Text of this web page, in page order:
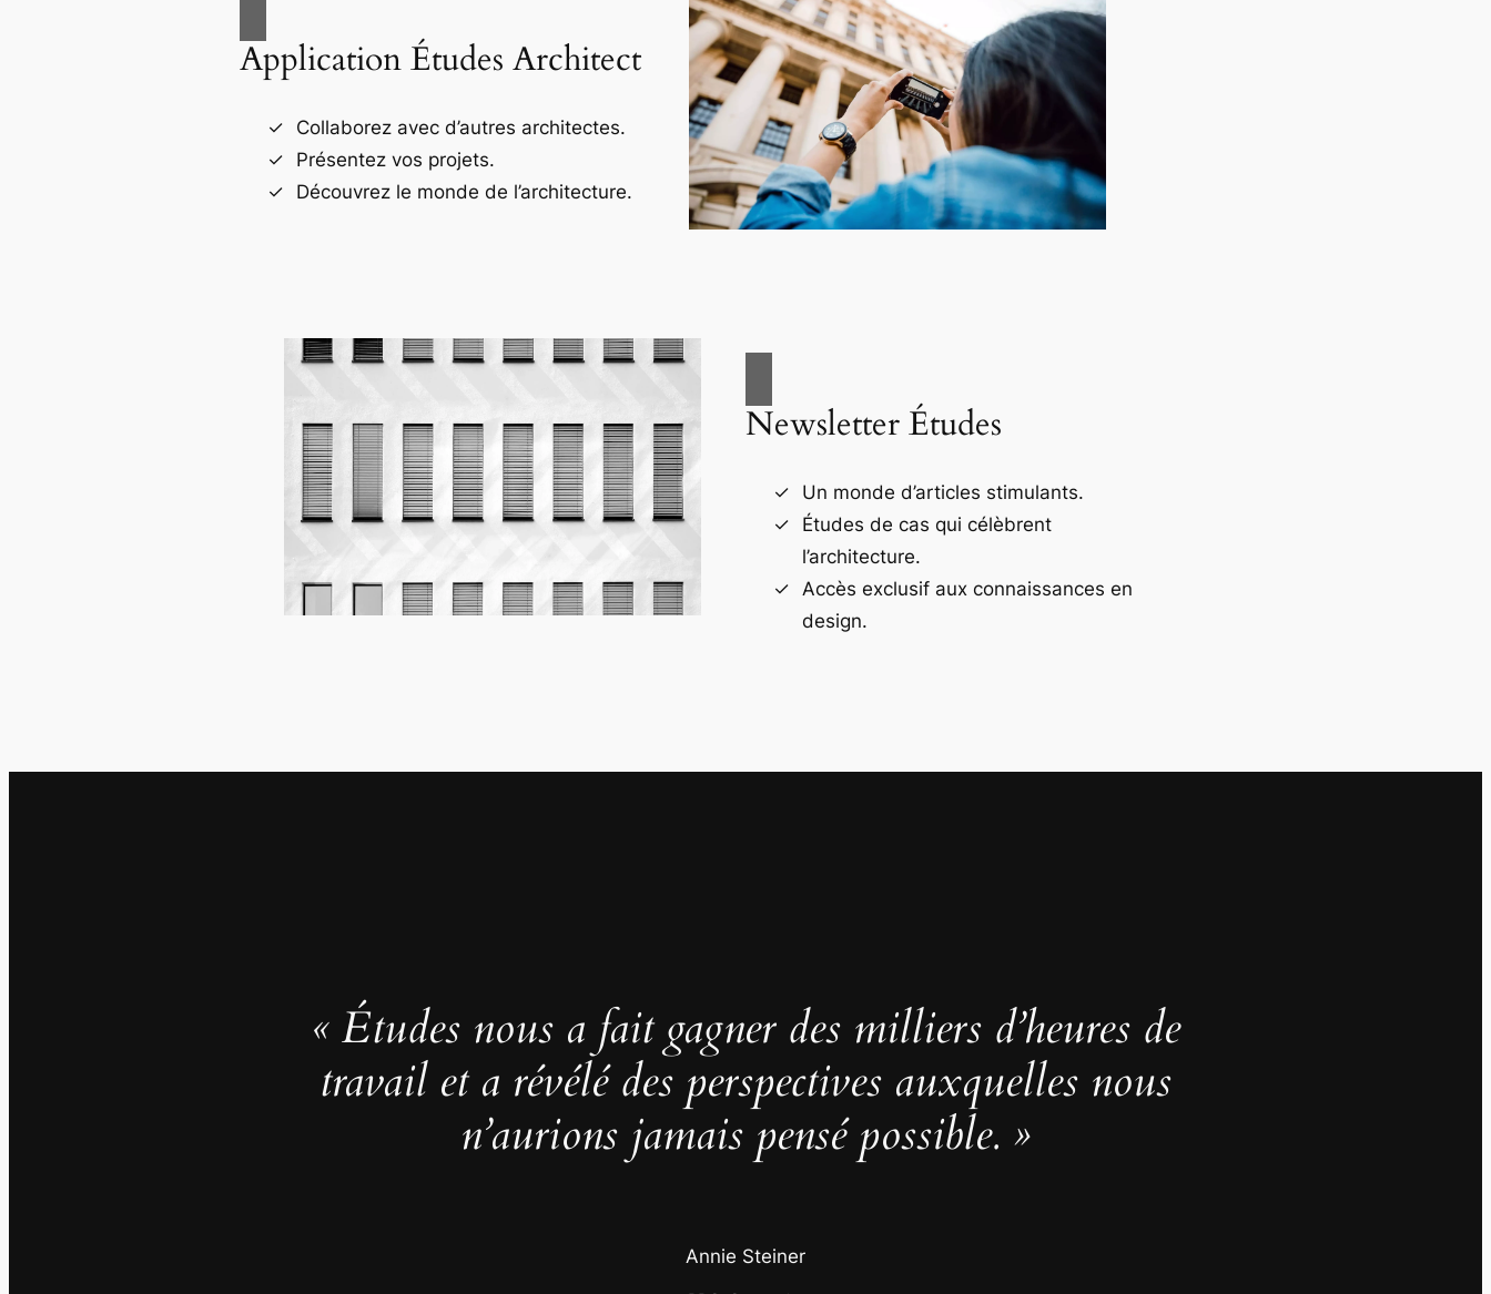
Application Études Architect
Collaborez avec d’autres architectes.
Présentez vos projets.
Découvrez le monde de l’architecture.
Newsletter Études
Un monde d’articles stimulants.
Études de cas qui célèbrent
l’architecture.
Accès exclusif aux connaissances en
design.
« Études nous a fait gagner des milliers d’heures de
travail et a révélé des perspectives auxquelles nous
n’aurions jamais pensé possible. »
Annie Steiner